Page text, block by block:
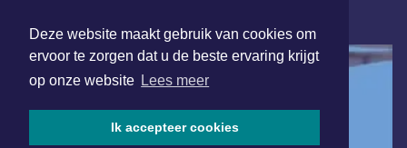
Deze website maakt gebruik van cookies om
ervoor te zorgen dat u de beste ervaring krijgt
op onze website Lees meer
Ik accepteer cookies